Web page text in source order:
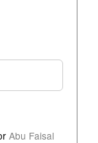
Abu Faisal